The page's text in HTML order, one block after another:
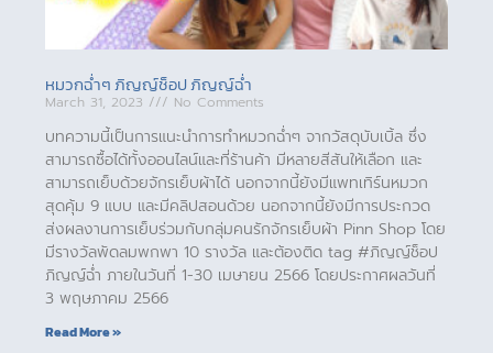
หมวกฉ่ำๆ ภิญญ์ช็อป ภิญญ์ฉ่ำ
March 31, 2023 No Comments
บทความนี้เป็นการแนะนำการทำหมวกฉ่ำๆ จากวัสดุบับเบิ้ล ซึ่ง
สามารถซื้อได้ทั้งออนไลน์และที่ร้านค้า มีหลายสีสันให้เลือก และ
สามารถเย็บด้วยจักรเย็บผ้าได้ นอกจากนี้ยังมีแพทเทิร์นหมวก
สุดคุ้ม 9 แบบ และมีคลิปสอนด้วย นอกจากนี้ยังมีการประกวด
ส่งผลงานการเย็บร่วมกับกลุ่มคนรักจักรเย็บผ้า Pinn Shop โดย
มีรางวัลพัดลมพกพา 10 รางวัล และต้องติด tag #ภิญญ์ช็อป
ภิญญ์ฉ่ำ ภายในวันที่ 1-30 เมษายน 2566 โดยประกาศผลวันที่
3 พฤษภาคม 2566
Read More »